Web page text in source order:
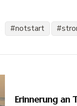
notstart
Erinnerung an